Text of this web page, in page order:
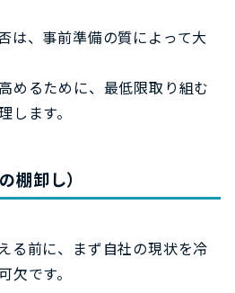
は、事前準備の質によって大
めるために、最低限取り組む
します。
棚卸し）
る前に、まず自社の現状を冷
です。